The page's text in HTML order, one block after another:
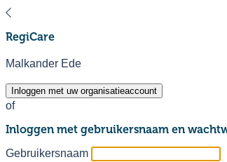
RegiCare
Malkander Ede
Inloggen met uw organisatieaccount
of
Inloggen met gebruikersnaam en
Gebruikersnaam